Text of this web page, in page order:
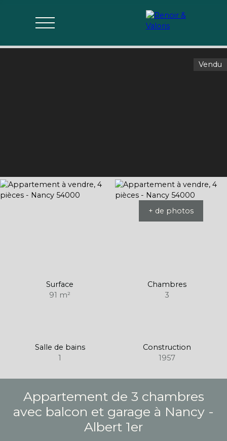
Vendu
+ de photos
Surface
91 m²
Chambres
3
Salle de bains
1
Construction
1957
Appartement de 3 chambres
avec balcon et garage à Nancy -
Albert 1er